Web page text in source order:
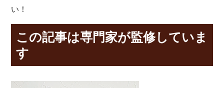
い！
この記事は専門家が監修していま
す